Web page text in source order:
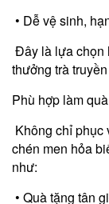
• Dễ vệ sinh,
Đây là lựa chọn
thưởng trà
Phù hợp làm
Không chỉ phục
chén men hỏa
như:
• Quà tặng tân